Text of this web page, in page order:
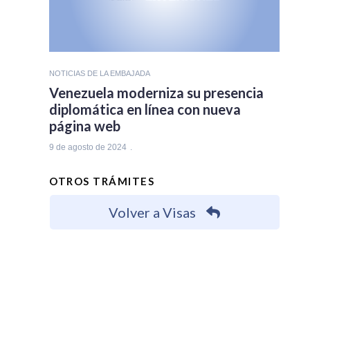
NOTICIAS DE LA EMBAJADA
Venezuela moderniza su presencia
diplomática en línea con nueva
página web
9 de agosto de 2024
OTROS TRÁMITES
Volver a Visas